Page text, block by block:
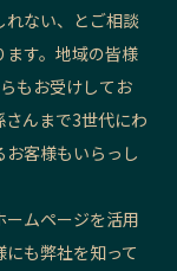
ない、とご相談
ます。地域の皆様
もお受けしてお
んまで3世代にわ
客様もいらっし
ムページを活用
も弊社を知って